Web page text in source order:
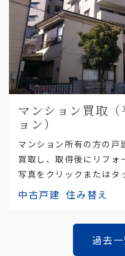
マンション買取
ョン）
マンション所有の方の戸
買取し、取得後にリフ
写真をクリックまたはタ
中古戸建 住み替え
過去